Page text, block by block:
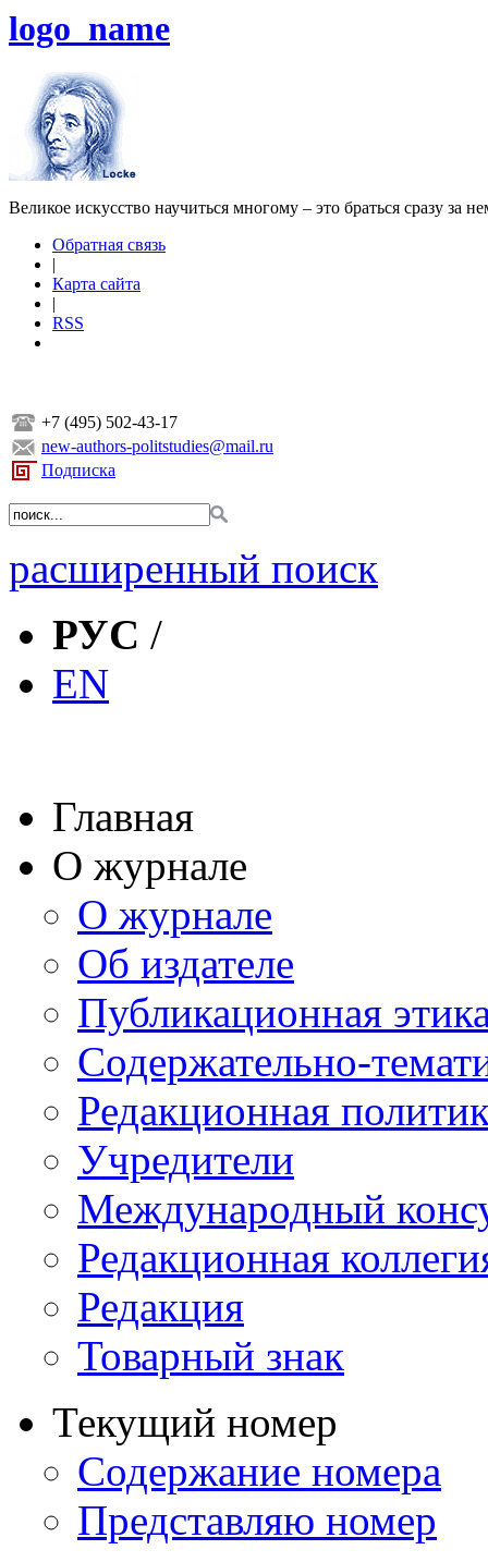
logo_name
Великое искусство научиться многому – это браться сразу за
Обратная связь
|
Карта сайта
|
RSS
+7 (495) 502-43-17
new-authors-politstudies@mail.ru
Подписка
расширенный поиск
РУС /
EN
Главная
О журнале
О журнале
Об издателе
Публикационная
Содержательно-
Редакционная
Учредители
Международный
Редакционная
Редакция
Товарный знак
Текущий номер
Содержание номера
Представляю номер